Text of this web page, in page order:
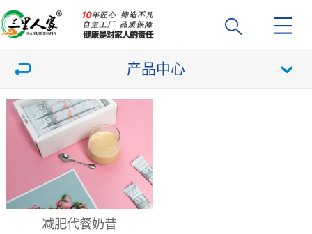
产品中心
减肥代餐奶昔